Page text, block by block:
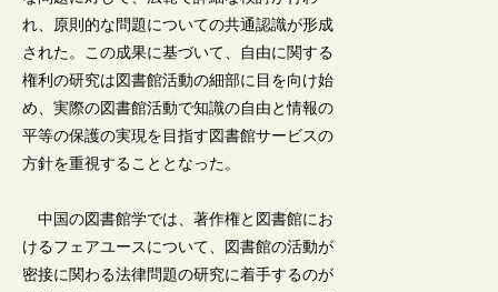
れ、原則的な問題についての共通認識が形成
された。この成果に基づいて、自由に関する
権利の研究は図書館活動の細部に目を向け始
め、実際の図書館活動で知識の自由と情報の
平等の保護の実現を目指す図書館サービスの
方針を重視することとなった。
中国の図書館学では、著作権と図書館にお
けるフェアユースについて、図書館の活動が
密接に関わる法律問題の研究に着手するのが